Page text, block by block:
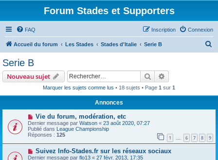
Forum Stades et Supporters
FAQ Connexion
Inscription
Accueil du forum Les Stades Stades d'Italie Serie B
Serie B
Nouveau sujet Rechercher
Marquer les sujets comme lus • 18 sujets • Page 1 sur 1
Annonces
Vie du forum, modération, etc
Dernier message par Watson « 23 août 2020, 07:27
Publié dans League Championship
Réponses : 125 1 … 6 7 8 9
Suivez Info-Stades.fr sur les réseaux sociaux
Dernier message par flo13 « 27 févr. 2013, 17:35